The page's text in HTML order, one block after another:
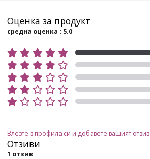
Отзиви
1 отзив
Оценка за продукт
средна оценка : 5.0
Влезте в профила си и добавете вашият отзив